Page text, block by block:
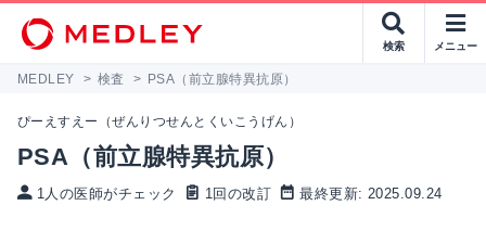
検索 メニュー
MEDLEY > 検査 > PSA（前立腺特異抗原）
ぴーえすえー（ぜんりつせんとくいこうげん）
PSA（前立腺特異抗原）
1人の医師がチェック 1回の改訂 最終更新: 2025.09.24